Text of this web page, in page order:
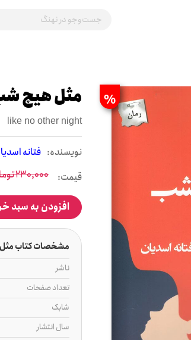
% مثل هیچ
like no other night
نويسنده: فتانه
قیمت: 230,000
افزودن به سبد
مشخصات کتاب
ناشر
تعداد صفحات
شابک
سال انتشار